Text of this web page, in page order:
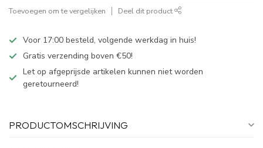
Toevoegen om te vergelijken Deel dit product
Voor 17:00 besteld, volgende werkdag in huis!
Gratis verzending boven €50!
Let op afgeprijsde artikelen kunnen niet worden
geretourneerd!
PRODUCTOMSCHRIJVING